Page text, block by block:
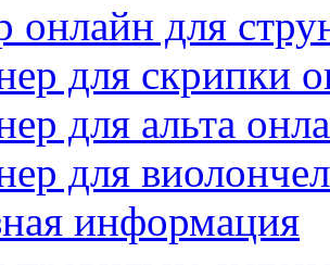
онлайн для
для скрипки
для альта
для
информация